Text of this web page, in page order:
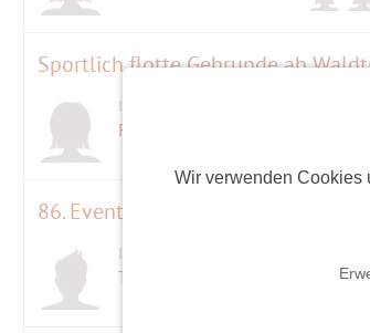
Wir verwenden Cookies
Sportlich flotte Gehrunde ab
Initiatorin
Freizeitspaß
86. Event - Wanderung - Burg Teck
Initiator
Teddy517